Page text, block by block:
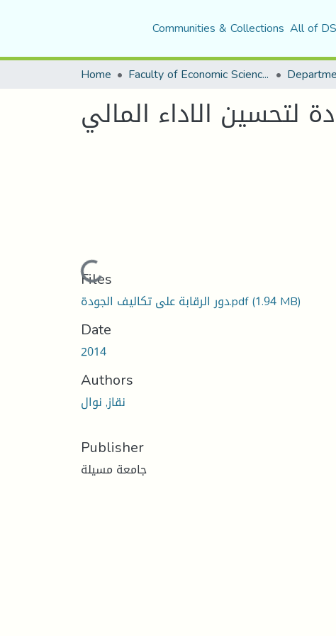
Communities & Collections All of
Home Faculty of Economic Sciences, Commerce and Management Sciences
لتحسين الاداء المالي
Loading...
Files
دور الرقابة على تكاليف الجودة.pdf(1.94 MB)
Date
2014
Authors
نقاز, نوال
Publisher
جامعة مسيلة